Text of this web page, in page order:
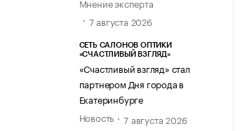
Мнение эксперта
7 августа 2026
СЕТЬ САЛОНОВ ОПТИКИ
«СЧАСТЛИВЫЙ ВЗГЛЯД»
«Счастливый взгляд» стал
партнером Дня города в
Екатеринбурге
Новость
7 августа 2026